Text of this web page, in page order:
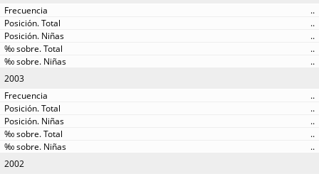
..
..
..
..
..
2003
..
..
..
..
..
2002